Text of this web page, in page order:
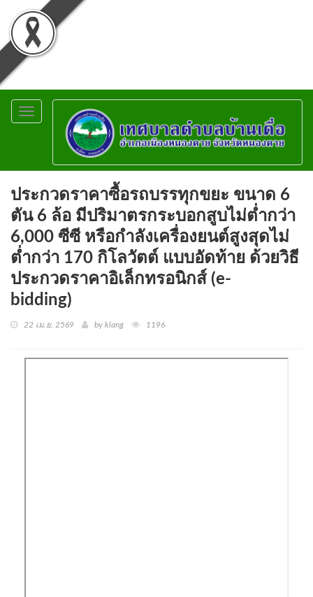
Toggle
navigation
ประกวดราคาซื้อรถบรรทุกขยะ ขนาด 6
ตัน 6 ล้อ มีปริมาตรกระบอกสูบไม่ต่ำกว่า
6,000 ซีซี หรือกำลังเครื่องยนต์สูงสุดไม่
ต่ำกว่า 170 กิโลวัตต์ แบบอัดท้าย ด้วยวิธี
ประกวดราคาอิเล็กทรอนิกส์ (e-
bidding)
22 เม.ย. 2569 by klang 1196